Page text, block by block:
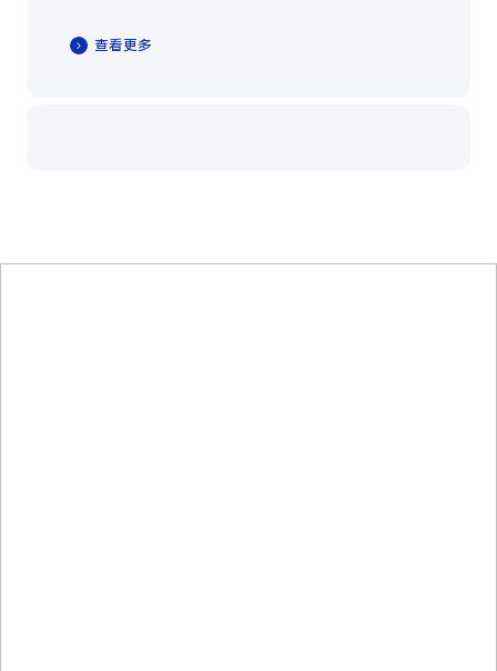
产业发展为重点的高新技术企业。
查看更多